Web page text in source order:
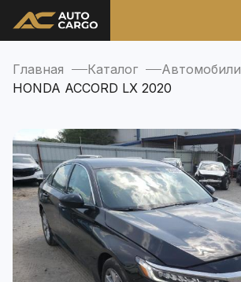
Главная Каталог Автомобили
HONDA ACCORD LX 2020